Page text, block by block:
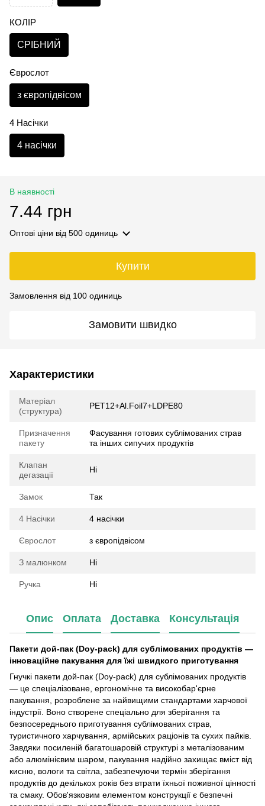
КОЛІР
СРІБНИЙ
Єврослот
з європідвісом
4 Насічки
4 насічки
В наявності
7.44 грн
Оптові ціни від 500 одиниць
Купити
Замовлення від 100 одиниць
Замовити швидко
Характеристики
Матеріал
(структура)
PET12+Al.Foil7+LDPE80
Призначення
пакету
Фасування готових сублімованих страв
та інших сипучих продуктів
Клапан
дегазації
Ні
Замок Так
4 Насічки 4 насічки
Єврослот з європідвісом
З малюнком Ні
Ручка Ні
Опис Оплата Доставка Консультація
Пакети дой-пак (Doy-pack) для сублімованих продуктів —
інноваційне пакування для їжі швидкого приготування
Гнучкі пакети дой-пак (Doy-pack) для сублімованих продуктів
— це спеціалізоване, ергономічне та високобар'єрне
пакування, розроблене за найвищими стандартами харчової
індустрії. Воно створене спеціально для зберігання та
безпосереднього приготування сублімованих страв,
туристичного харчування, армійських раціонів та сухих пайків.
Завдяки посиленій багатошаровій структурі з металізованим
або алюмінієвим шаром, пакування надійно захищає вміст від
кисню, вологи та світла, забезпечуючи термін зберігання
продуктів до декількох років без втрати їхньої поживної цінності
та смаку. Обов'язковим елементом конструкції є безпечні